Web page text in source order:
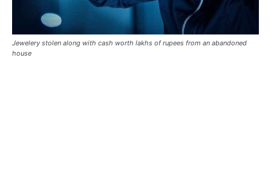
Jewelery stolen along with cash worth lakhs of rupees from an abandoned
house